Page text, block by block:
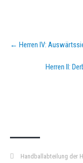
Post
navigation
← Herren IV:
Herren II:
Handballabteilung der